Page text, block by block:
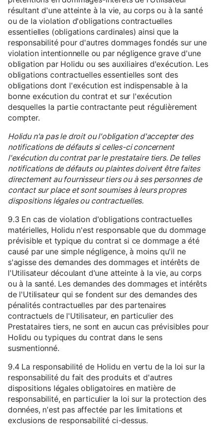
résultant d'une atteinte à la vie, au corps ou à la santé
ou de la violation d'obligations contractuelles
essentielles (obligations cardinales) ainsi que la
responsabilité pour d'autres dommages fondés sur une
violation intentionnelle ou par négligence grave d'une
obligation par Holidu ou ses auxiliaires d'exécution. Les
obligations contractuelles essentielles sont des
obligations dont l'exécution est indispensable à la
bonne exécution du contrat et sur l'exécution
desquelles la partie contractante peut régulièrement
compter.
Holidu n'a pas le droit ou l'obligation d'accepter des
notifications de défauts si celles-ci concernent
l'exécution du contrat par le prestataire tiers. De telles
notifications de défauts ou plaintes doivent être faites
directement au fournisseur tiers ou à ses personnes de
contact sur place et sont soumises à leurs propres
dispositions légales ou contractuelles.
9.3 En cas de violation d'obligations contractuelles
matérielles, Holidu n'est responsable que du dommage
prévisible et typique du contrat si ce dommage a été
causé par une simple négligence, à moins qu'il ne
s'agisse des demandes des dommages et intérêts de
l'Utilisateur découlant d'une atteinte à la vie, au corps
ou à la santé. Les demandes des dommages et intérêts
de l'Utilisateur qui se fondent sur des demandes des
pénalités contractuelles par des partenaires
contractuels de l'Utilisateur, en particulier des
Prestataires tiers, ne sont en aucun cas prévisibles pour
Holidu ou typiques du contrat dans le sens
susmentionné.
9.4 La responsabilité de Holidu en vertu de la loi sur la
responsabilité du fait des produits et d'autres
dispositions légales obligatoires en matière de
responsabilité, en particulier la loi sur la protection des
données, n'est pas affectée par les limitations et
exclusions de responsabilité ci-dessus.